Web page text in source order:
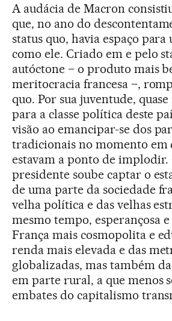
A audácia de Macron
que, no ano do
status quo, havia espaço
como ele. Criado em e pelo
autóctone – o produto mais
meritocracia francesa –,
quo. Por sua juventude,
para a classe política deste
visão ao emancipar-se dos
tradicionais no momento em
estavam a ponto de implodir.
presidente soube captar o
de uma parte da sociedade
velha política e das velhas
mesmo tempo, esperançosa
França mais cosmopolita e
renda mais elevada e das
globalizadas, mas também
em parte rural, a que menos
embates do capitalismo